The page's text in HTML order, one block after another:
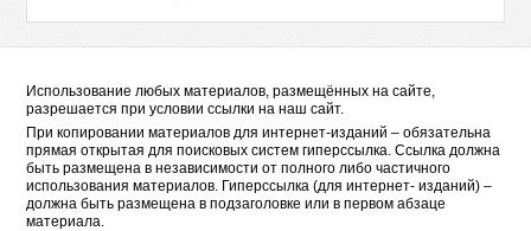
Использование любых материалов, размещённых на сайте,
разрешается при условии ссылки на наш сайт.
При копировании материалов для интернет-изданий – обязательна
прямая открытая для поисковых систем гиперссылка. Ссылка должна
быть размещена в независимости от полного либо частичного
использования материалов. Гиперссылка (для интернет- изданий) –
должна быть размещена в подзаголовке или в первом абзаце
материала.